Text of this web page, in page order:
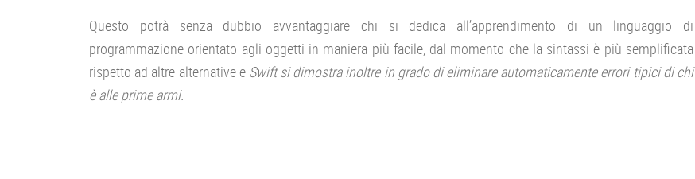
Questo potrà senza dubbio avvantaggiare chi si dedica all’apprendimento di un linguaggio di
programmazione orientato agli oggetti in maniera più facile, dal momento che la sintassi è più semplificata
rispetto ad altre alternative e Swift si dimostra inoltre in grado di eliminare automaticamente errori tipici di chi
è alle prime armi.